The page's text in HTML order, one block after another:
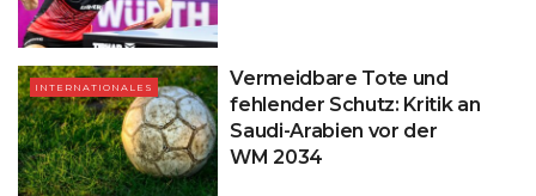
INTERNATIONALES
Vermeidbare Tote und
fehlender Schutz: Kritik an
Saudi-Arabien vor der
WM 2034